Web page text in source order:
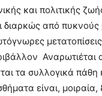
και πολιτικής
διαρκώς από πυκνούς
Αναρωτιέται
τα συλλογικά πάθη
είναι, μοιραία,